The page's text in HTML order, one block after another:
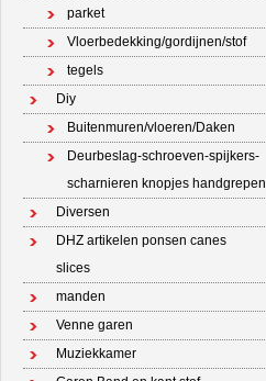
parket
Vloerbedekking/gordijnen/stof
tegels
Diy
Buitenmuren/vloeren/Daken
Deurbeslag-schroeven-spijkers-
scharnieren knopjes handgrepen
Diversen
DHZ artikelen ponsen canes
slices
manden
Venne garen
Muziekkamer